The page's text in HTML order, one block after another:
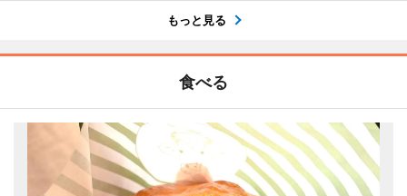
もっと見る
食べる